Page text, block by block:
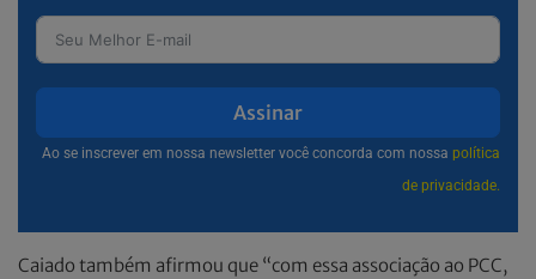
Assinar
Ao se inscrever em nossa newsletter você concorda com nossa política
de privacidade.
Caiado também afirmou que “com essa associação ao PCC,